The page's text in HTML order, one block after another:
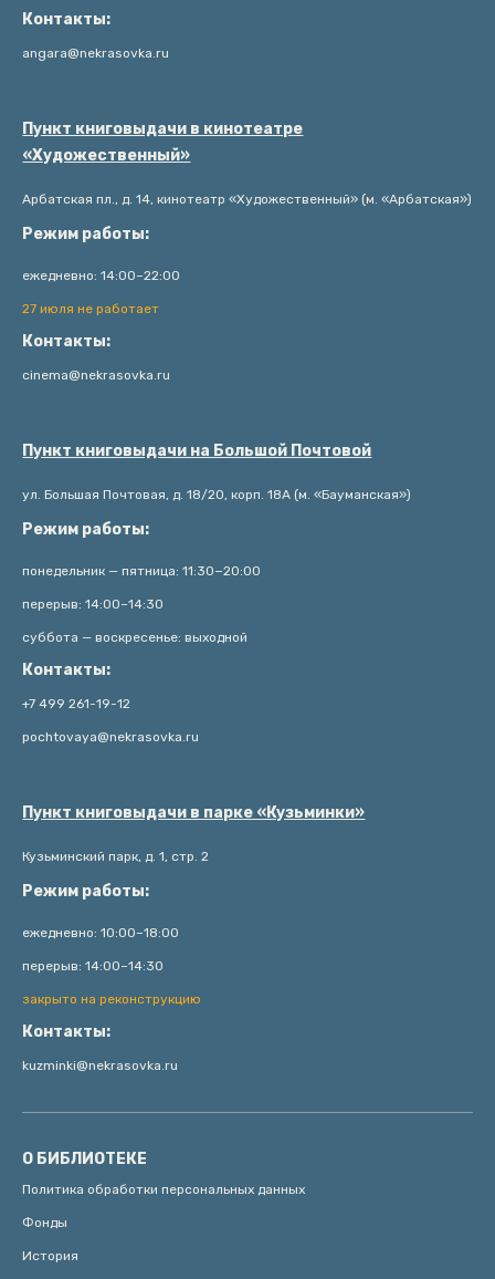
Контакты:
angara@nekrasovka.ru
Пункт книговыдачи в кинотеатре
«Художественный»
Арбатская пл., д. 14, кинотеатр «Художественный» (м. «Арбатская»)
Режим работы:
ежедневно: 14:00–22:00
27 июля не работает
Контакты:
cinema@nekrasovka.ru
Пункт книговыдачи на Большой Почтовой
ул. Большая Почтовая, д. 18/20, корп. 18А (м. «Бауманская»)
Режим работы:
понедельник — пятница: 11:30−20:00
перерыв: 14:00–14:30
суббота — воскресенье: выходной
Контакты:
+7 499 261-19-12
pochtovaya@nekrasovka.ru
Пункт книговыдачи в парке «Кузьминки»
Кузьминский парк, д. 1, стр. 2
Режим работы:
ежедневно: 10:00–18:00
перерыв: 14:00–14:30
закрыто на реконструкцию
Контакты:
kuzminki@nekrasovka.ru
О БИБЛИОТЕКЕ
Политика обработки персональных данных
Фонды
История